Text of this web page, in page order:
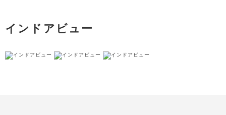
インドアビュー